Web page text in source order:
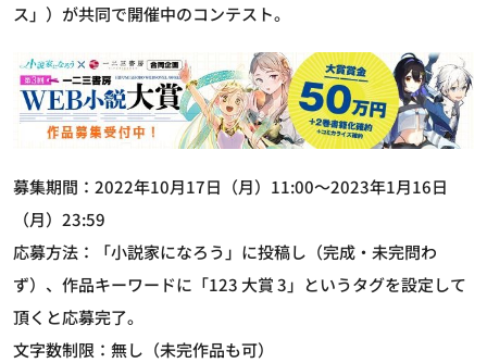
ス」）が共同で開催中のコンテスト。
募集期間：2022年10月17日（月）11:00～2023年1月16日
（月）23:59
応募方法：「小説家になろう」に投稿し（完成・未完問わ
ず）、作品キーワードに「123 大賞 3」というタグを設定して
頂くと応募完了。
文字数制限：無し（未完作品も可）